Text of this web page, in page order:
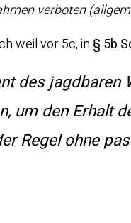
verboten
weil vor 5c, in § 5b
des
um den Erhalt
Regel ohne